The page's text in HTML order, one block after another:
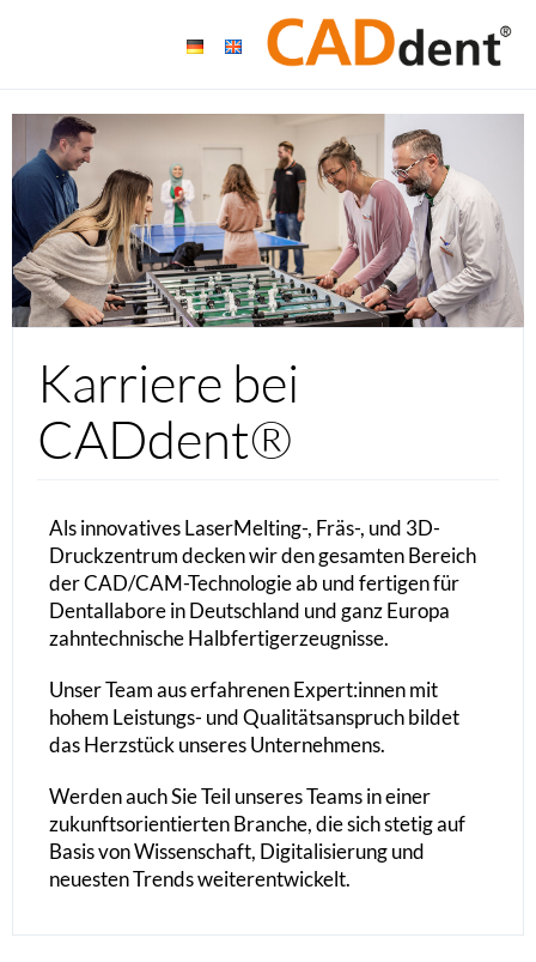
Karriere bei
CADdent®
Als innovatives LaserMelting-, Fräs-, und 3D-
Druckzentrum decken wir den gesamten Bereich
der CAD/CAM-Technologie ab und fertigen für
Dentallabore in Deutschland und ganz Europa
zahntechnische Halbfertigerzeugnisse.
Unser Team aus erfahrenen Expert:innen mit
hohem Leistungs- und Qualitätsanspruch bildet
das Herzstück unseres Unternehmens.
Werden auch Sie Teil unseres Teams in einer
zukunftsorientierten Branche, die sich stetig auf
Basis von Wissenschaft, Digitalisierung und
neuesten Trends weiterentwickelt.